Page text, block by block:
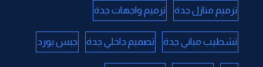
ترميم منازل جدة ترميم واجهات جدة
تشطيب مباني جدة تصميم داخلي جدة جبس بورد